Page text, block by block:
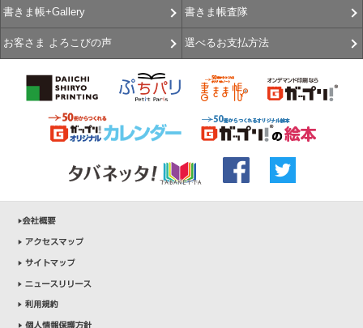
書きま帳+Gallery 書きま帳査隊
お客さま よろこびの声 選べるお支払方法